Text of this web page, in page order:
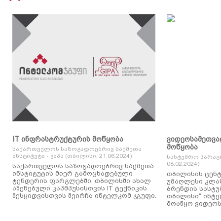
IT ინფრასტრუქტურის მოწყობა
საქართველოს საზოგადოებრივ საქმეთა
ინსტიტუტი - ჯიპა (თბილისი, 21.06.2024)
საქართველოს საზოგადოებრივ საქმეთა
ინსტიტუტის მიერ გამოცხადებული
ტენდერის ფარგლებში, თბილისში ახალ
აშენებული კაპმპუსისთვის IT ტექნიკის
შესყიდვისთვის შეირჩა ინტელკომ ჯგუფი.
მოწყობა
სასტუმრო
08.02.2024)
თბილისის
უმაღლესი
ბრენდის
თბილისი“
მოაწყო